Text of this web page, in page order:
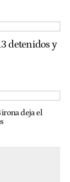
detenidos y
deja el